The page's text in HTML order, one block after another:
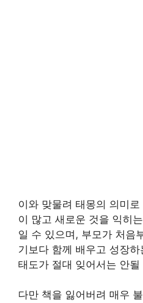
이와 맞물려 태몽의 의미
이 많고 새로운 것을 익히
일 수 있으며, 부모가 처음
기보다 함께 배우고 성장
태도가 절대 잊어서는 안될
다만 책을 잃어버려 매우